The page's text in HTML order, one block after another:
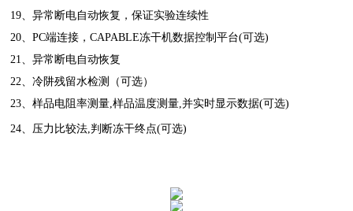
19、异常断电自动恢复，保证实验连续性
20、PC端连接，CAPABLE冻干机数据控制平台(可选)
21、异常断电自动恢复
22、冷阱残留水检测（可选）
23、样品电阻率测量,样品温度测量,并实时显示数据(可选)
24、压力比较法,判断冻干终点(可选)